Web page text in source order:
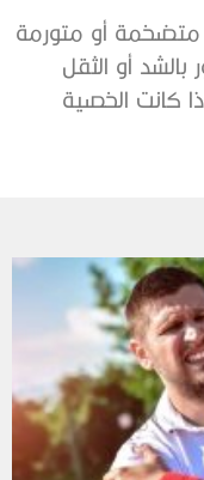
متضخمة أو متورمة
أو الثقل
كانت ‫الخصية